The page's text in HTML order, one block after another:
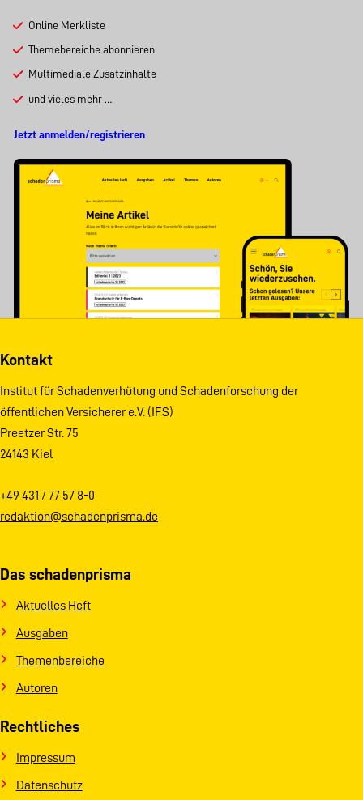
Online Merkliste
Themebereiche abonnieren
Multimediale Zusatzinhalte
und vieles mehr …
Jetzt anmelden/registrieren
Kontakt
Institut für Schadenverhütung und Schadenforschung der
öffentlichen Versicherer e.V. (IFS)
Preetzer Str. 75
24143 Kiel
+49 431 / 77 57 8-0
redaktion@schadenprisma.de
Das schadenprisma
Aktuelles Heft
Ausgaben
Themenbereiche
Autoren
Rechtliches
Impressum
Datenschutz